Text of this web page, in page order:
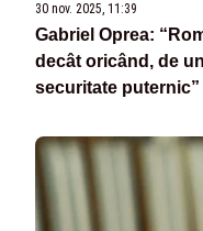
30 nov. 2025, 11:39
Gabriel Oprea:
decât oricând, de
securitate puternic”